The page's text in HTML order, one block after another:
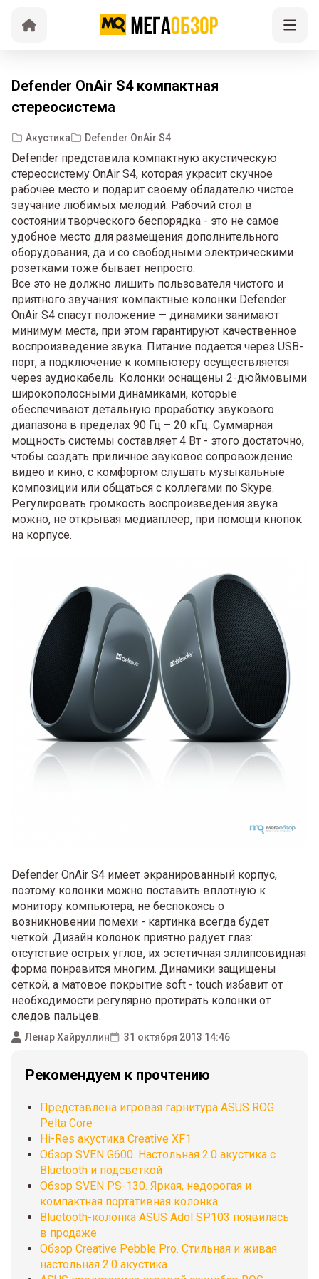
Defender OnAir S4 компактная
стереосистема
Акустика Defender OnAir S4
Defender представила компактную акустическую
стереосистему OnAir S4, которая украсит скучное
рабочее место и подарит своему обладателю чистое
звучание любимых мелодий. Рабочий стол в
состоянии творческого беспорядка - это не самое
удобное место для размещения дополнительного
оборудования, да и со свободными электрическими
розетками тоже бывает непросто.
Все это не должно лишить пользователя чистого и
приятного звучания: компактные колонки Defender
OnAir S4 спасут положение — динамики занимают
минимум места, при этом гарантируют качественное
воспроизведение звука. Питание подается через USB-
порт, а подключение к компьютеру осуществляется
через аудиокабель. Колонки оснащены 2-дюймовыми
широкополосными динамиками, которые
обеспечивают детальную проработку звукового
диапазона в пределах 90 Гц – 20 кГц. Суммарная
мощность системы составляет 4 Вт - этого достаточно,
чтобы создать приличное звуковое сопровождение
видео и кино, с комфортом слушать музыкальные
композиции или общаться с коллегами по Skype.
Регулировать громкость воспроизведения звука
можно, не открывая медиаплеер, при помощи кнопок
на корпусе.
Defender OnAir S4 имеет экранированный корпус,
поэтому колонки можно поставить вплотную к
монитору компьютера, не беспокоясь о
возникновении помехи - картинка всегда будет
четкой. Дизайн колонок приятно радует глаз:
отсутствие острых углов, их эстетичная эллипсовидная
форма понравится многим. Динамики защищены
сеткой, а матовое покрытие soft - touch избавит от
необходимости регулярно протирать колонки от
следов пальцев.
Ленар Хайруллин 31 октября 2013 14:46
Рекомендуем к прочтению
Представлена игровая гарнитура ASUS ROG
Pelta Core
Hi-Res акустика Creative XF1
Обзор SVEN G600. Настольная 2.0 акустика с
Bluetooth и подсветкой
Обзор SVEN PS-130. Яркая, недорогая и
компактная портативная колонка
Bluetooth-колонка ASUS Adol SP103 появилась
в продаже
Обзор Creative Pebble Pro. Стильная и живая
настольная 2.0 акустика